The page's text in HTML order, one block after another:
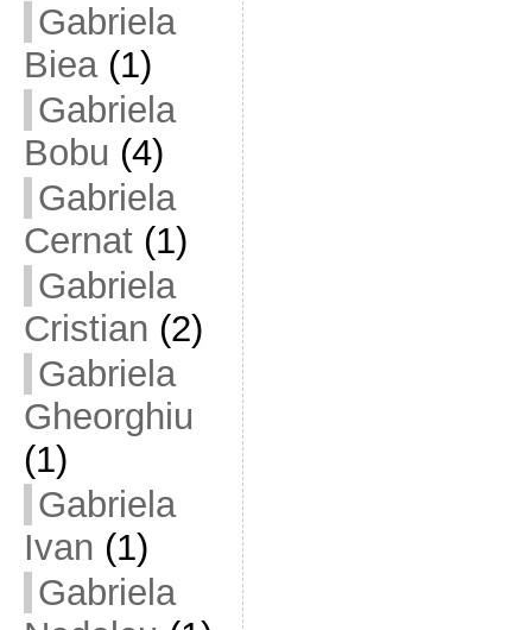
Gabriela
Biea(1)
Gabriela
Bobu (4)
Gabriela
Cernat(1)
Gabriela
Cristian (2)
Gabriela
Gheorghiu
(1)
Gabriela
Ivan (1)
Gabriela